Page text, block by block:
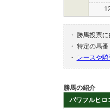
・
勝馬投票
・ 特定の馬番
・
レースや
勝馬の紹介
パワフルヒロ